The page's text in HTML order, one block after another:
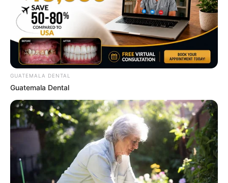
สีแดง สีเลือดหมู
GUATEMALA DENTAL
Guatemala Dental